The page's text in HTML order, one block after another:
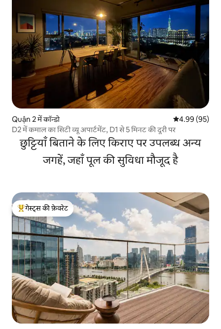
Quận 2 में कॉन्डो औसत रेटिंग 5 में
4.99 (95)
D2 में कमाल का सिटी व्यू अपार्टमेंट, D1 से 5 मिनट की दूरी पर
छुट्टियाँ बिताने के लिए किराए पर उपलब्ध अन्य
जगहें, जहाँ पूल की सुविधा मौजूद है
गेस्ट्स का टॉप फ़ेवरेट
गेस्ट्स की फ़ेवरेट